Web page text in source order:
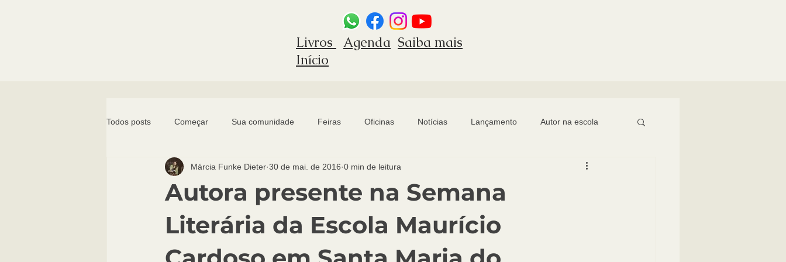
Livros Agenda Saiba mais
Início
Todos posts Começar Sua comunidade Feiras Oficinas Notícias Lançamento Autor na escola
Autor na biblioteca Abertura de ano letivo
Autora presente na Semana
Literária da Escola Maurício
Márcia Funke Dieter 30 de mai. de 2016 0 min de leitura